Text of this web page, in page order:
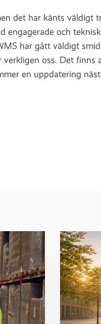
det har känts väldigt
engagerade och
har gått väldigt
oss. Det finns
en uppdatering